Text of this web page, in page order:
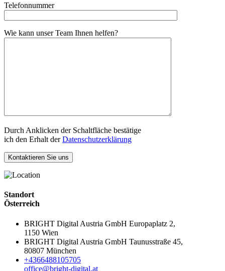
Telefonnummer
Wie kann unser Team Ihnen helfen?
Durch Anklicken der Schaltfläche bestätige
ich den Erhalt derDatenschutzerklärung
Kontaktieren Sie uns
Standort
Österreich
BRIGHT Digital Austria GmbH Europaplatz 2,
1150 Wien
BRIGHT Digital Austria GmbH Taunusstraße 45,
80807 München
+4366488105705
office@bright-digital.at